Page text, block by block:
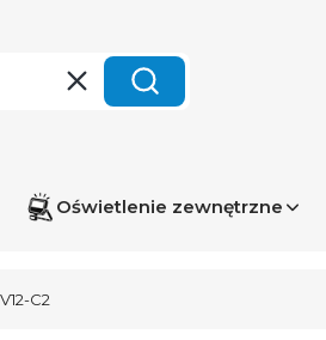
WyczyśćSzukaj
Oświetlenie zewnętrzne
C2